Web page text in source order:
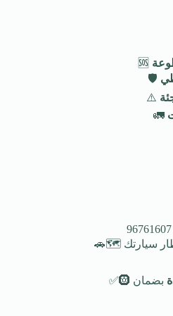
🛡️
⚠️
🚛
سيارتك 🗺️🚗
بضمان 🛞✅